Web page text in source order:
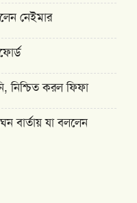
নেইমার
নিশ্চিত করল ফিফা
বার্তায় যা বললেন